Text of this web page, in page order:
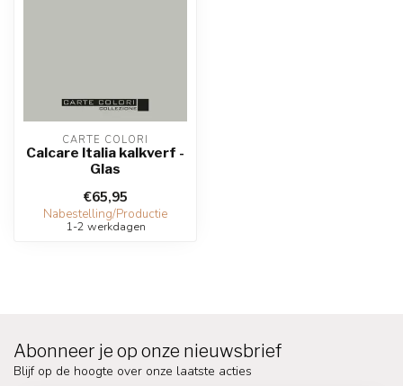
CARTE COLORI
Calcare Italia kalkverf -
Glas
€65,95
Nabestelling/Productie
1-2 werkdagen
Abonneer je op onze nieuwsbrief
Blijf op de hoogte over onze laatste acties